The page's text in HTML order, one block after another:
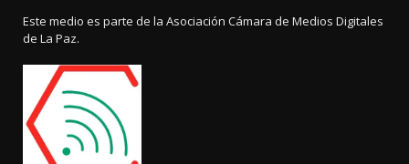
Este medio es parte de la Asociación Cámara de Medios Digitales
de La Paz.